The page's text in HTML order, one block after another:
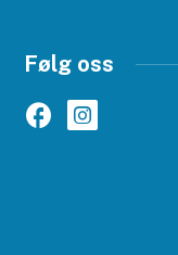
Følg oss
FacebookInstagram